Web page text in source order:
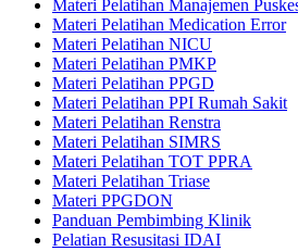
Materi Pelatihan Manajemen
Materi Pelatihan Medication Error
Materi Pelatihan NICU
Materi Pelatihan PMKP
Materi Pelatihan PPGD
Materi Pelatihan PPI Rumah Sakit
Materi Pelatihan Renstra
Materi Pelatihan SIMRS
Materi Pelatihan TOT PPRA
Materi Pelatihan Triase
Materi PPGDON
Panduan Pembimbing Klinik
Pelatian Resusitasi IDAI